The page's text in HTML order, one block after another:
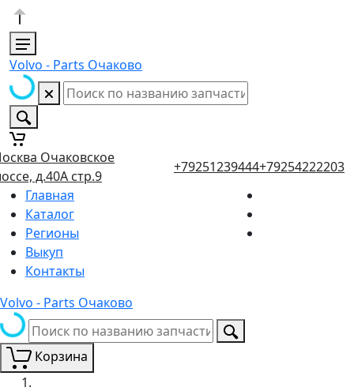
Volvo - Parts Очаково
Очаковское
д.40А стр.9
+79251239444+79254222203
Главная
Каталог
Регионы
Выкуп
Контакты
Volvo - Parts Очаково
Корзина